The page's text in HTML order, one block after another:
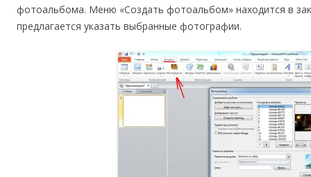
фотоальбома. Меню «Создать фотоальбом» находится в
предлагается указать выбранные фотографии.